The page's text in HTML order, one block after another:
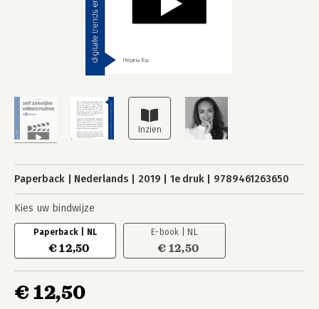
Paperback Nederlands 2019 1e druk 9789461263650
Kies uw bindwijze
Paperback | NL
€ 12,50
E-book | NL
€ 12,50
€ 12,50